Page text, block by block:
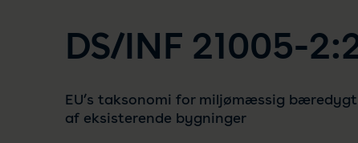
DS/INF 21005-
EU’s taksonomi for miljømæssig
af eksisterende bygninger